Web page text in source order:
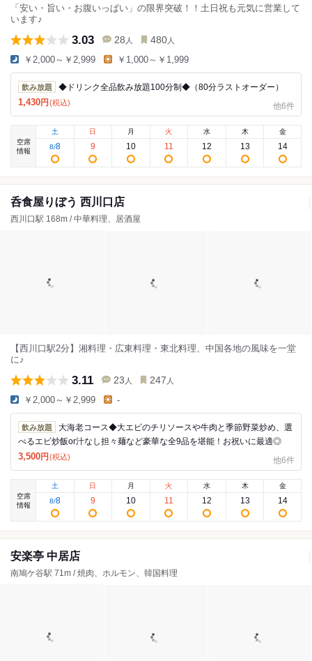
「安い・旨い・お腹いっぱい」の限界突破！！土日祝も元気に営業して
います♪
3.03 28 人 480 人
￥2,000～￥2,999 ￥1,000～￥1,999
飲み放題 ◆ドリンク全品飲み放題100分制◆（80分ラストオーダー）
1,430円 (税込) 他6件
空席
情報
土
8/8
日
9
月
10
火
11
水
12
木
13
金
14
呑食屋りぼう 西川口店
西川口駅 168m / 中華料理、居酒屋
【西川口駅2分】湘料理・広東料理・東北料理、中国各地の風味を一堂
に♪
3.11 23 人 247 人
￥2,000～￥2,999 -
飲み放題
大海老コース◆大エビのチリソースや牛肉と季節野菜炒め、選
べるエビ炒飯or汁なし担々麺など豪華な全9品を堪能！お祝いに最適◎
3,500円 (税込) 他6件
空席
情報
土
8/8
日
9
月
10
火
11
水
12
木
13
金
14
安楽亭 中居店
南鳩ケ谷駅 71m / 焼肉、ホルモン、韓国料理